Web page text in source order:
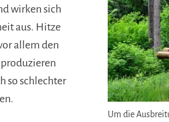
Um die
wirken sich
aus. Hitze
allem den
so schlechter